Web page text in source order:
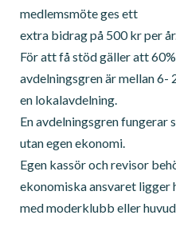
medlemsmöte ges ett
extra bidrag på 500 kr per
För att få stöd gäller att
avdelningsgren är mellan 6-
en lokalavdelning.
En avdelningsgren fungerar
utan egen ekonomi.
Egen kassör och revisor
ekonomiska ansvaret ligger
med moderklubb eller